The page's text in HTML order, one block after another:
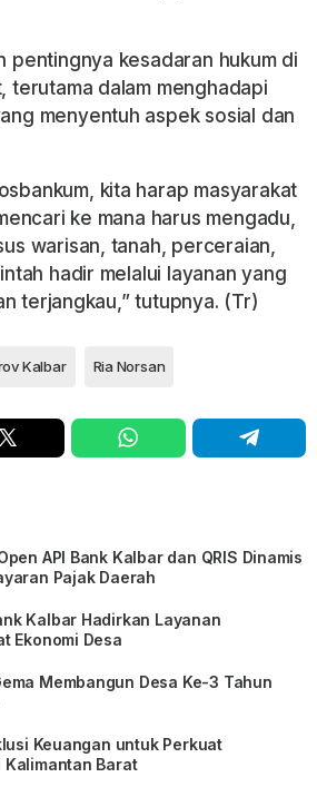
pentingnya kesadaran hukum di
terutama dalam menghadapi
menyentuh aspek sosial dan
kita harap masyarakat
ke mana harus mengadu,
warisan, tanah, perceraian,
hadir melalui layanan yang
terjangkau,” tutupnya. (Tr)
Kalbar Ria Norsan
API Bank Kalbar dan QRIS Dinamis
Pajak Daerah
Kalbar Hadirkan Layanan
Ekonomi Desa
Membangun Desa Ke-3 Tahun
Keuangan untuk Perkuat
Kalimantan Barat